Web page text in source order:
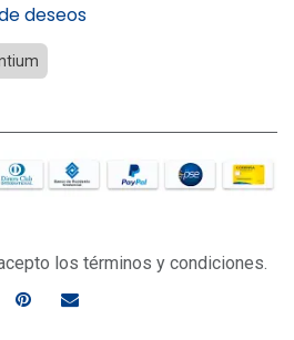
deseos
los términos y condiciones.